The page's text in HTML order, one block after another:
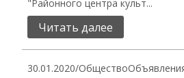
"Районного центра культ...
Читать далее
30.01.2020/Общество